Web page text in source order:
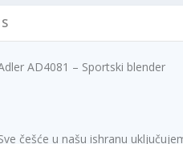
AD4081 – Sportski blender
češće u našu ishranu